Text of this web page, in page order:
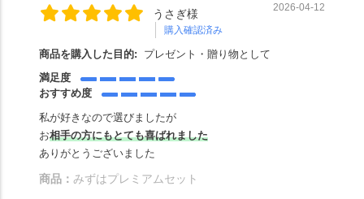
うさぎ様
購入確認済み
2026-04-12
商品を購入した目的:
プレゼント・贈り物として
満足度
おすすめ度
私が好きなので選びましたが
お相手の方にもとても喜ばれました
ありがとうございました
商品： みずはプレミアムセット